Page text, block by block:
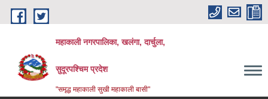
Skip to main content
महाकाली नगरपालिका, खलंगा, दार्चुला,
सुदूरपश्चिम प्रदेश
"समृद्ध महाकाली सुखी महाकाली बासी"